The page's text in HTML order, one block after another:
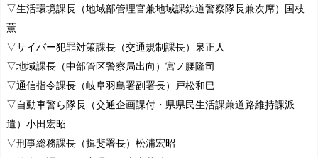
▽生活環境課長（地域部管理官兼地域課鉄道警察隊長兼次席）国枝
薫
▽サイバー犯罪対策課長（交通規制課長）泉正人
▽地域課長（中部管区警察局出向）宮ノ腰隆司
▽通信指令課長（岐阜羽島署副署長）戸松和巳
▽自動車警ら隊長（交通企画課付・県県民生活課兼道路維持課派
遣）小田宏昭
▽刑事総務課長（揖斐署長）松浦宏昭